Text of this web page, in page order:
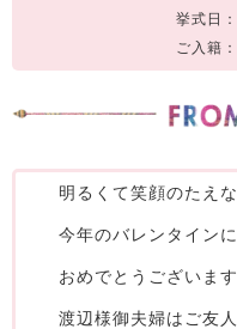
挙式日
ご入籍
明るくて笑顔のたえ
今年のバレンタイン
おめでとうございます
渡辺様御夫婦はご友